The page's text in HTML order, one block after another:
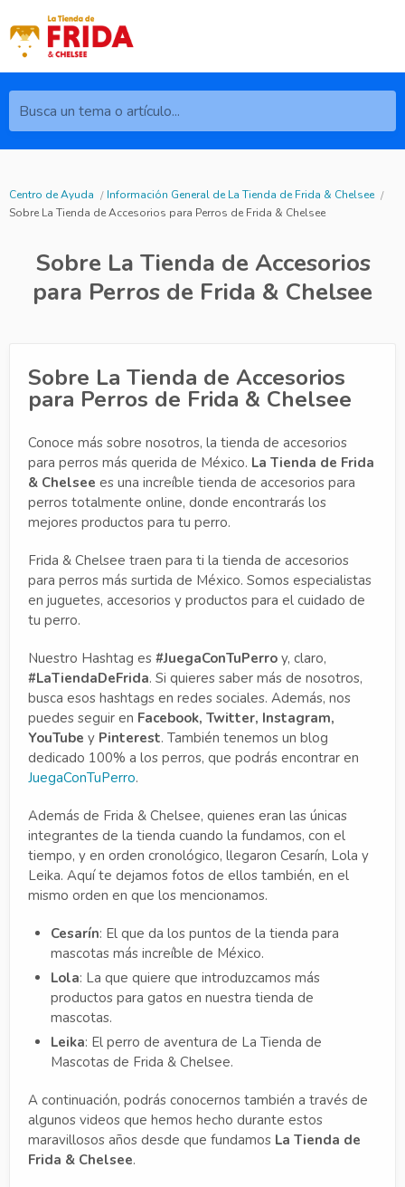
Busca un tema o artículo...
Centro de Ayuda
Información General de La Tienda de Frida & Chelsee
Sobre La Tienda de Accesorios para Perros de Frida & Chelsee
Sobre La Tienda de Accesorios
para Perros de Frida & Chelsee
Sobre La Tienda de Accesorios
para Perros de Frida & Chelsee
Conoce más sobre nosotros, la tienda de accesorios
para perros más querida de México. La Tienda de Frida
& Chelsee es una increíble tienda de accesorios para
perros totalmente online, donde encontrarás los
mejores productos para tu perro.
Frida & Chelsee traen para ti la tienda de accesorios
para perros más surtida de México. Somos especialistas
en juguetes, accesorios y productos para el cuidado de
tu perro.
Nuestro Hashtag es #JuegaConTuPerro y, claro,
#LaTiendaDeFrida. Si quieres saber más de nosotros,
busca esos hashtags en redes sociales. Además, nos
puedes seguir en Facebook, Twitter, Instagram,
YouTube y Pinterest. También tenemos un blog
dedicado 100% a los perros, que podrás encontrar en
JuegaConTuPerro.
Además de Frida & Chelsee, quienes eran las únicas
integrantes de la tienda cuando la fundamos, con el
tiempo, y en orden cronológico, llegaron Cesarín, Lola y
Leika. Aquí te dejamos fotos de ellos también, en el
mismo orden en que los mencionamos.
Cesarín: El que da los puntos de la tienda para
mascotas más increíble de México.
Lola: La que quiere que introduzcamos más
productos para gatos en nuestra tienda de
mascotas.
Leika: El perro de aventura de La Tienda de
Mascotas de Frida & Chelsee.
A continuación, podrás conocernos también a través de
algunos videos que hemos hecho durante estos
maravillosos años desde que fundamos La Tienda de
Frida & Chelsee.